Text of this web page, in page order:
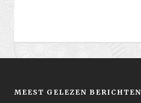
MEEST GELEZEN BERICHTEN